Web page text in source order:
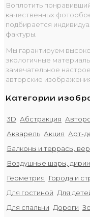
Воплотить
качественных
подбирается
фактуры.
Мы гарантируем
экологичные
замечательное
авторские
Категории
3D Абстракция
Акварель Акция Арт-
Балконы и террасы,
Воздушные шары,
Геометрия
Города и
Для гостиной Для
Для спальни Дороги